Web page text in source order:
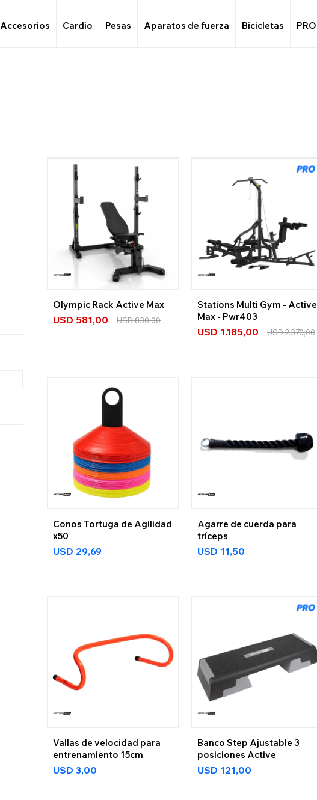
Accesorios Cardio Pesas Aparatos de fuerza Bicicletas PRO
Olympic Rack Active Max
USD 581,00 USD830,00
Stations Multi Gym - Active
Max - Pwr403
USD 1.185,00 USD2.370,00
Conos Tortuga de Agilidad
x50
USD 29,69
Agarre de cuerda para
tríceps
USD 11,50
Vallas de velocidad para
entrenamiento 15cm
USD 3,00
Banco Step Ajustable 3
posiciones Active
USD 121,00